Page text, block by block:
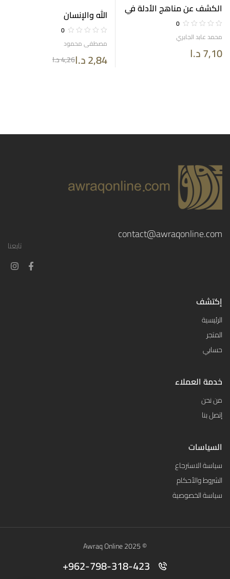
الكشف عن مناهج الأدلة في
عقائد الملة 0
محمد عابد الجابري
7,10د.ا
الله والإنسان
0
مصطفى محمود
4,26د.ا 2,84د.ا
contact@awraqonline.com
تابعنا
إكتشف
الرئيسية
المتجر
حسابي
خدمة العملاء
من نحن
إتصل بنا
السياسات
سياسة الاسترجاع
الشروط والأحكام
سياسة الخصوصية
© 2025 Awraq Online
962-798-318-423+